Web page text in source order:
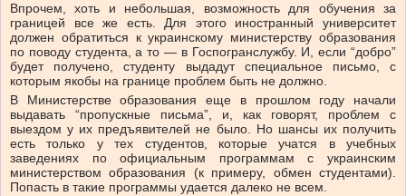
Впрочем, хоть и небольшая, возможность для обучения за
границей все же есть. Для этого иностранный университет
должен обратиться к украинскому министерству образования
по поводу студента, а то — в Госпогранслужбу. И, если “добро”
будет получено, студенту выдадут специальное письмо, с
которым якобы на границе проблем быть не должно.
В Министерстве образования еще в прошлом году начали
выдавать “пропускные письма”, и, как говорят, проблем с
выездом у их предъявителей не было. Но шансы их получить
есть только у тех студентов, которые учатся в учебных
заведениях по официальным программам с украинским
министерством образования (к примеру, обмен студентами).
Попасть в такие программы удается далеко не всем.